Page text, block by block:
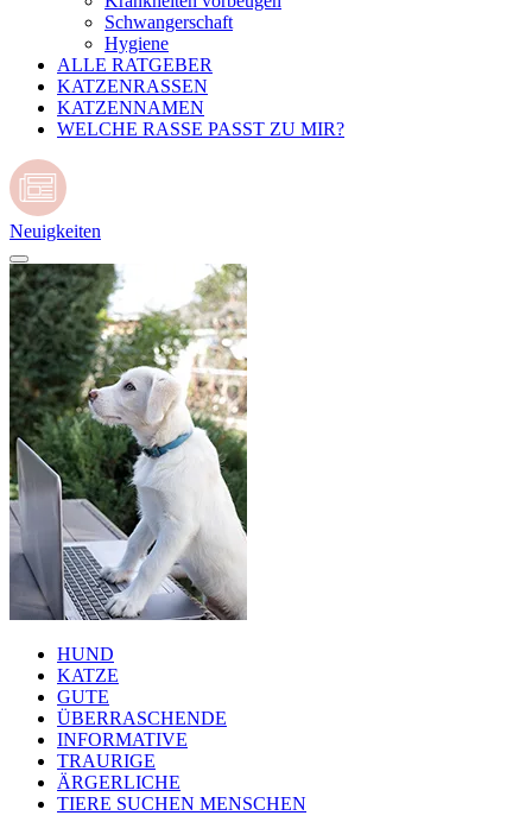
Schwangerschaft
Hygiene
ALLE RATGEBER
KATZENRASSEN
KATZENNAMEN
WELCHE RASSE PASST ZU MIR?
Neuigkeiten
HUND
KATZE
GUTE
ÜBERRASCHENDE
INFORMATIVE
TRAURIGE
ÄRGERLICHE
TIERE SUCHEN MENSCHEN